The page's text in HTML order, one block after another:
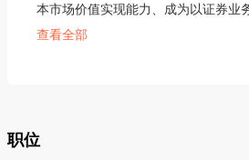
本市场价值实现能力、成为以证券业
    近年来，太平洋证券在经营资格获取、传统业务发展、创新业务开拓、社会责任承担四方面均取得突破性进
查看全部
职位